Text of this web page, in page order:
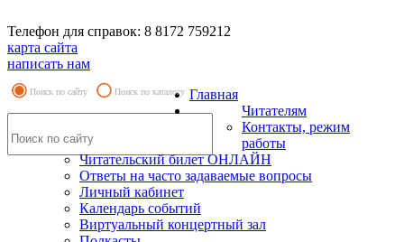
Телефон для справок: 8 8172 759212
карта сайта
написать нам
Поиск по сайту Поиск по каталогу Главная
Читателям
Контакты, режим
работы
Читательский билет ОНЛАЙН
Ответы на часто задаваемые вопросы
Личный кабинет
Календарь событий
Виртуальный концертный зал